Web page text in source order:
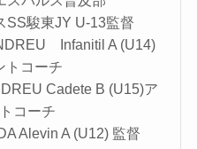
SS駿東JY U-13監督
Infanitil A (U14)
トコーチ
Cadete B (U15)ア
コーチ
Alevin A (U12) 監督